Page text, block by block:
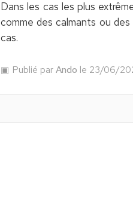
Dans les cas les plus
comme des calmants ou
cas.
Publié parAndo le 23/06/